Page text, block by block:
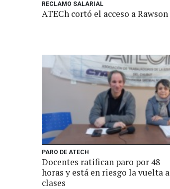
RECLAMO SALARIAL
ATECh cortó el acceso a Rawson
PARO DE ATECH
Docentes ratifican paro por 48
horas y está en riesgo la vuelta a
clases